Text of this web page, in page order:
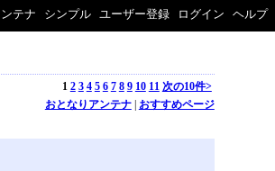
テナ シンプル ユーザー登録 ログイン ヘルプ
1 2 3 4 5 6 7 8 9 10 11 次の10件>
おとなりアンテナ| おすすめページ